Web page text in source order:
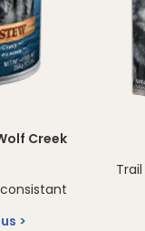
Creek